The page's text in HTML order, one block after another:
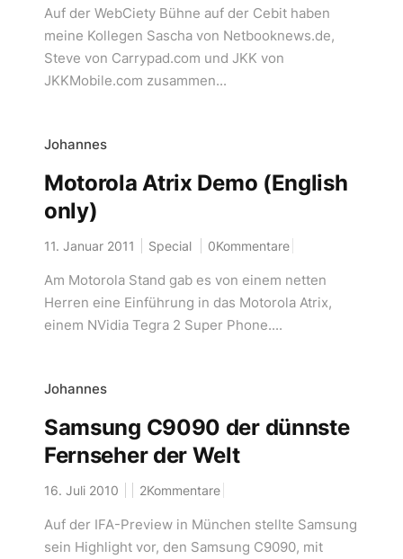
Auf der WebCiety Bühne auf der Cebit haben
meine Kollegen Sascha von Netbooknews.de,
Steve von Carrypad.com und JKK von
JKKMobile.com zusammen...
Johannes
Motorola Atrix Demo (English
only)
11. Januar 2011 Special 0Kommentare
Am Motorola Stand gab es von einem netten
Herren eine Einführung in das Motorola Atrix,
einem NVidia Tegra 2 Super Phone....
Johannes
Samsung C9090 der dünnste
Fernseher der Welt
16. Juli 2010 2Kommentare
Auf der IFA-Preview in München stellte Samsung
sein Highlight vor, den Samsung C9090, mit